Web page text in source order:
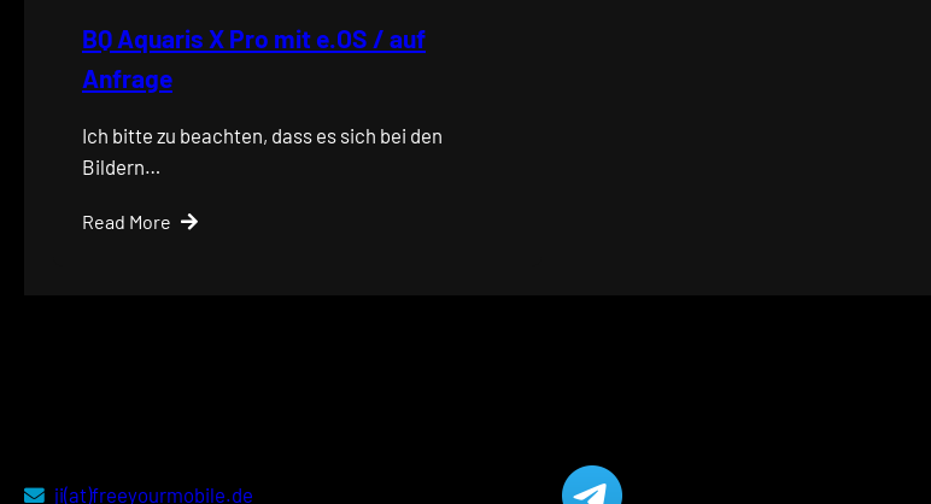
BQ Aquaris X Pro mit e.OS / auf
Anfrage
Ich bitte zu beachten, dass es sich bei den
Bildern…
Read More
ji(at)freeyourmobile.de